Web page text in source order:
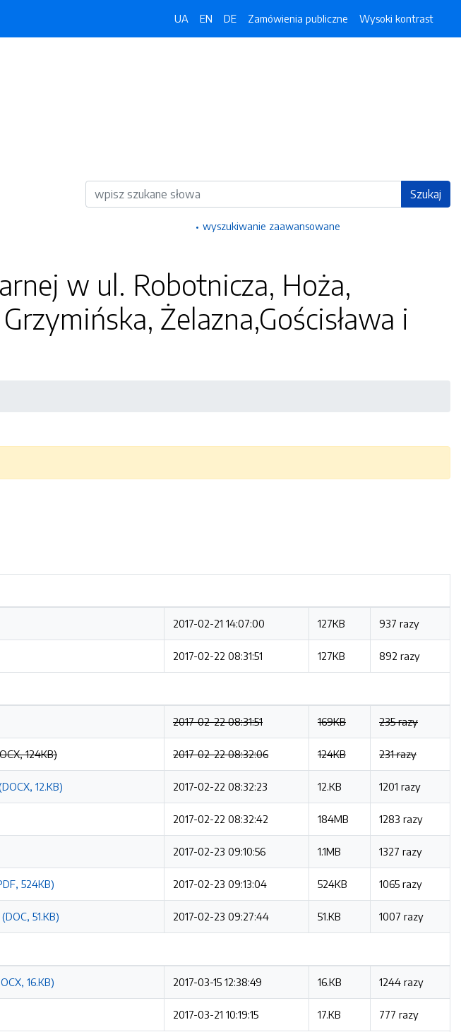
UA EN DE Zamówienia publiczne Wysoki kontrast
Wyszukiwarka Szukaj
wyszukiwanie zaawansowane
w ul. Robotnicza, Hoża,
Żelazna,Gościsława i
2017-02-21 14:07:00 127KB 937 razy
2017-02-22 08:31:51 127KB 892 razy
2017-02-22 08:31:51 169KB 235 razy
124KB) 2017-02-22 08:32:06 124KB 231 razy
12.KB) 2017-02-22 08:32:23 12.KB 1201 razy
2017-02-22 08:32:42 184MB 1283 razy
2017-02-23 09:10:56 1.1MB 1327 razy
524KB) 2017-02-23 09:13:04 524KB 1065 razy
51.KB) 2017-02-23 09:27:44 51.KB 1007 razy
16.KB) 2017-03-15 12:38:49 16.KB 1244 razy
2017-03-21 10:19:15 17.KB 777 razy